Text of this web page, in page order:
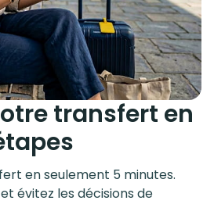
transfert en
en seulement 5 minutes.
évitez les décisions de